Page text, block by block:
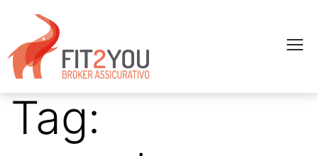
Tag: